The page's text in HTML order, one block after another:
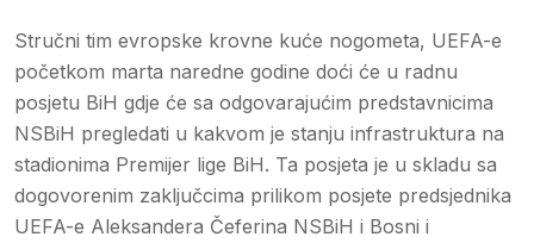
Stručni tim evropske krovne kuće nogometa, UEFA-e
početkom marta naredne godine doći će u radnu
posjetu BiH gdje će sa odgovarajućim predstavnicima
NSBiH pregledati u kakvom je stanju infrastruktura na
stadionima Premijer lige BiH. Ta posjeta je u skladu sa
dogovorenim zaključcima prilikom posjete predsjednika
UEFA-e Aleksandera Čeferina NSBiH i Bosni i